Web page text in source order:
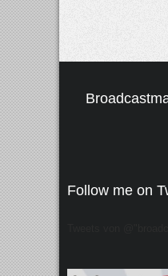
Follow me on